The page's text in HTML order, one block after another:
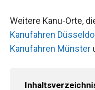
Weitere Kanu-Orte,
Kanufahren
Kanufahren Münster